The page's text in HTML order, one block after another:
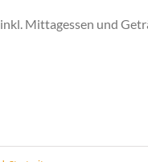
Mittagessen und